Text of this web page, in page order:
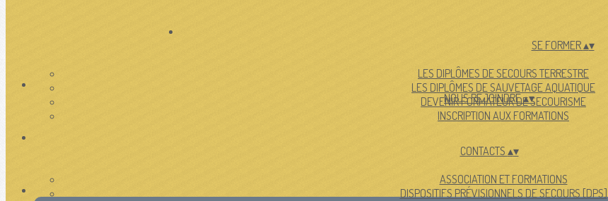
SE FORMER▴▾
LES DIPLÔMES DE SECOURS TERRESTRE
LES DIPLÔMES DE SAUVETAGE AQUATIQUE
DEVENIR FORMATEUR DE SECOURISME
INSCRIPTION AUX FORMATIONS
NOUS REJOINDRE▴▾
CONTACTS ▴▾
ASSOCIATION ET FORMATIONS
DISPOSITIFS PRÉVISIONNELS DE SECOURS [DPS]